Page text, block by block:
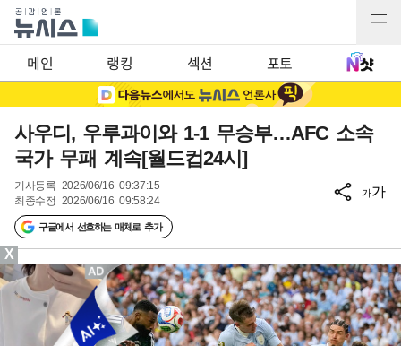
메인 랭킹 섹션 포토
사우디, 우루과이와 1-1 무승부…AFC 소속
국가 무패 계속[월드컵24시]
기사등록 2026/06/16 09:37:15
최종수정 2026/06/16 09:58:24
구글에서 선호하는 매체로 추가
가가
X